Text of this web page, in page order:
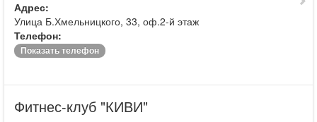
Адрес:
Улица Б.Хмельницкого, 33, оф.2-й этаж
Телефон:
Показать телефон
Фитнес-клуб "КИВИ"